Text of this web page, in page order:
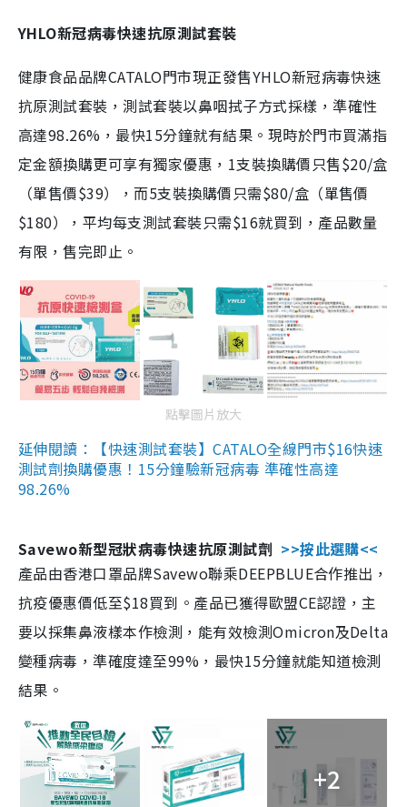
YHLO新冠病毒快速抗原測試套裝
健康食品品牌CATALO門市現正發售YHLO新冠病毒快速
抗原測試套裝，測試套裝以鼻咽拭子方式採樣，準確性
高達98.26%，最快15分鐘就有結果。現時於門市買滿指
定金額換購更可享有獨家優惠，1支裝換購價只售$20/盒
（單售價$39），而5支裝換購價只需$80/盒（單售價
$180），平均每支測試套裝只需$16就買到，產品數量
有限，售完即止。
點擊圖片放大
延伸閱讀：【快速測試套裝】CATALO全線門市$16快速
測試劑換購優惠！15分鐘驗新冠病毒 準確性高達
98.26%
Savewo新型冠狀病毒快速抗原測試劑 >>按此選購<<
產品由香港口罩品牌Savewo聯乘DEEPBLUE合作推出，
抗疫優惠價低至$18買到。產品已獲得歐盟CE認證，主
要以採集鼻液樣本作檢測，能有效檢測Omicron及Delta
變種病毒，準確度達至99%，最快15分鐘就能知道檢測
結果。
+2